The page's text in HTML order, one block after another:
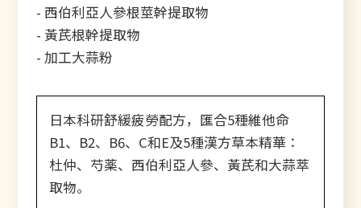
- 西伯利亞人參根莖幹提取物
- 黃芪根幹提取物
- 加工大蒜粉
日本科研舒緩疲勞配方，匯合5種維他命
B1、B2、B6、C和E及5種漢方草本精華：
杜仲、芍薬、西伯利亞人參、黃芪和大蒜萃
取物。